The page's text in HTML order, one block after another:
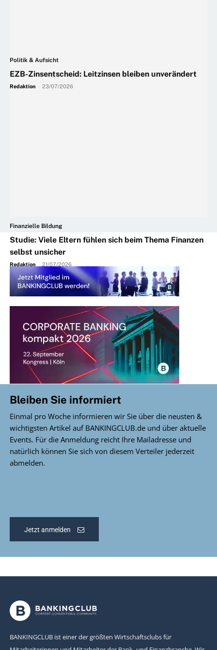
Politik & Aufsicht
EZB-Zinsentscheid: Leitzinsen bleiben unverändert
Redaktion 23/07/2026
Finanzielle Bildung
Studie: Viele Eltern fühlen sich beim Thema Finanzen
selbst unsicher
Redaktion - 21/07/2026
Bleiben Sie informiert
Einmal pro Woche informieren wir Sie über die neusten &
wichtigsten Artikel auf BANKINGCLUB.de und über aktuelle
Events. Für die Anmeldung reicht Ihre Mailadresse und
natürlich können Sie sich von diesem Verteiler jederzeit
abmelden.
Jetzt anmelden
BANKINGCLUB ist einer der größten Wirtschaftsclubs für